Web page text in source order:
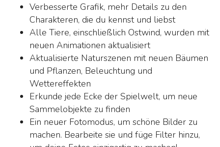
Verbesserte Grafik, mehr Details zu den
Charakteren, die du kennst und liebst
Alle Tiere, einschließlich Ostwind, wurden mit
neuen Animationen aktualisiert
Aktualisierte Naturszenen mit neuen Bäumen
und Pflanzen, Beleuchtung und
Wettereffekten
Erkunde jede Ecke der Spielwelt, um neue
Sammelobjekte zu finden
Ein neuer Fotomodus, um schöne Bilder zu
machen. Bearbeite sie und füge Filter hinzu,